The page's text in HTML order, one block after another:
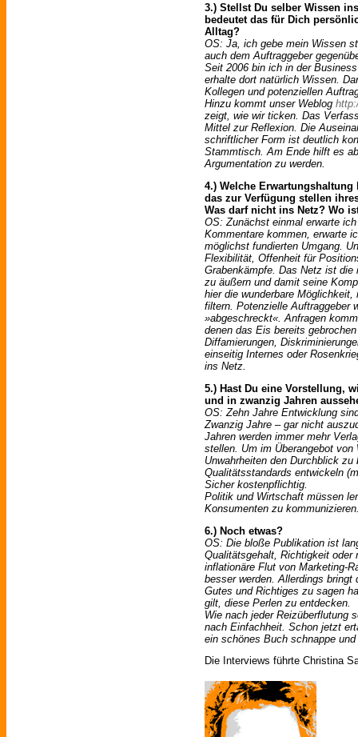
3.) Stellst Du selber Wissen
bedeutet das für Dich
Alltag?
OS: Ja, ich gebe mein Wissen
auch dem Auftraggeber
Seit 2006 bin ich in der
erhalte dort natürlich Wissen.
Kollegen und potenziellen
Hinzu kommt unser Weblog
zeigt, wie wir ticken. Das
Mittel zur Reflexion. Die
schriftlicher Form ist deutlich
Stammtisch. Am Ende hilft es
Argumentation zu werden.
4.) Welche
das zur Verfügung stellen
Was darf nicht ins Netz? Wo
OS: Zunächst einmal erwarte
Kommentare kommen, erwarte
möglichst fundierten Umgang.
Flexibilität, Offenheit für
Grabenkämpfe. Das Netz ist
zu äußern und damit seine
hier die wunderbare
filtern. Potenzielle Auftraggeber
»abgeschreckt«. Anfragen
denen das Eis bereits
Diffamierungen,
einseitig Internes oder
ins Netz.
5.) Hast Du eine Vorstellung,
und in zwanzig Jahren
OS: Zehn Jahre Entwicklung
Zwanzig Jahre – gar nicht
Jahren werden immer mehr
stellen. Um im Überangebot von
Unwahrheiten den Durchblick
Qualitätsstandards entwickeln
Sicher kostenpflichtig.
Politik und Wirtschaft müssen
Konsumenten zu
6.) Noch etwas?
OS: Die bloße Publikation ist
Qualitätsgehalt, Richtigkeit oder
inflationäre Flut von Marketing-
besser werden. Allerdings
Gutes und Richtiges zu sagen
gilt, diese Perlen zu entdecken.
Wie nach jeder Reizüberflutung
nach Einfachheit. Schon jetzt
ein schönes Buch schnappe
Die Interviews führte Christina